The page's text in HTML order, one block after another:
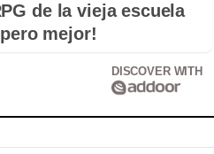
de la vieja escuela
mejor!
DISCOVER WITH